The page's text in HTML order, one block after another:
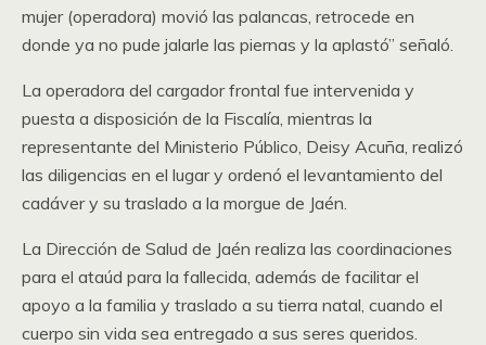
mujer (operadora) movió las palancas, retrocede en
donde ya no pude jalarle las piernas y la aplastó” señaló.
La operadora del cargador frontal fue intervenida y
puesta a disposición de la Fiscalía, mientras la
representante del Ministerio Público, Deisy Acuña, realizó
las diligencias en el lugar y ordenó el levantamiento del
cadáver y su traslado a la morgue de Jaén.
La Dirección de Salud de Jaén realiza las coordinaciones
para el ataúd para la fallecida, además de facilitar el
apoyo a la familia y traslado a su tierra natal, cuando el
cuerpo sin vida sea entregado a sus seres queridos.